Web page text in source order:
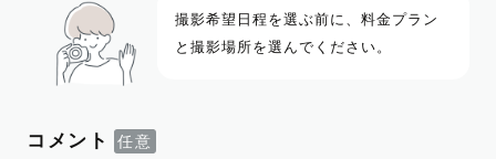
撮影希望日程を選ぶ前に、料金プラン
と撮影場所を選んでください。
コメント